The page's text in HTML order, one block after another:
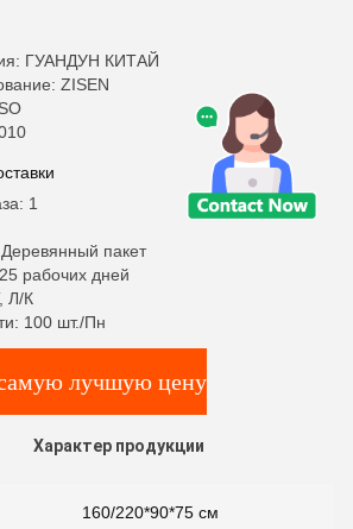
ГУАНДУН КИТАЙ
ZISEN
1
пакет
рабочих дней
Л/К
100 шт./Пн
лучшую цену
Характер продукции
160/220*90*75 см